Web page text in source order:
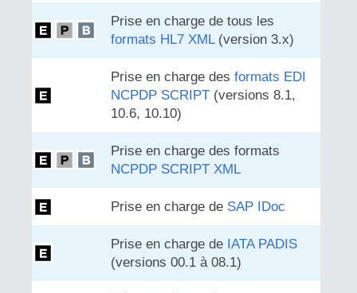
Prise en charge de tous les
formats HL7 XML(version 3.x)
Prise en charge des formats EDI
NCPDP SCRIPT (versions 8.1,
10.6, 10.10)
Prise en charge des formats
NCPDP SCRIPT XML
Prise en charge de SAP IDoc
Prise en charge de IATA PADIS
(versions 00.1 à 08.1)